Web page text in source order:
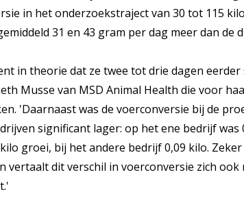
in het onderzoekstraject van 30 tot 115
31 en 43 gram per dag meer dan de
in theorie dat ze twee tot drie dagen
Musse van MSD Animal Health die voor
'Daarnaast was de voerconversie bij de
significant lager: op het ene bedrijf was
groei, bij het andere bedrijf 0,09 kilo.
vertaalt dit verschil in voerconversie zich ook